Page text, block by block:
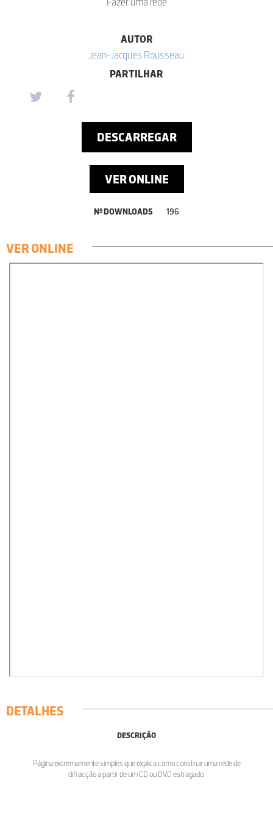
AUTOR
Jean-Jacques Rousseau
PARTILHAR
DESCARREGAR
VER ONLINE
Nº DOWNLOADS 196
VER ONLINE
DETALHES
DESCRIÇÃO
Página extremamente simples que explica como construir uma rede de
difracção a partir de um CD ou DVD estragado.